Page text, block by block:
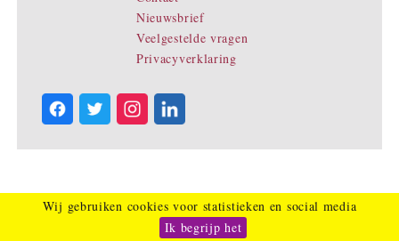
Wij gebruiken cookies voor statistieken en social media
Ik begrijp het
Nieuwsbrief
Veelgestelde vragen
Privacyverklaring